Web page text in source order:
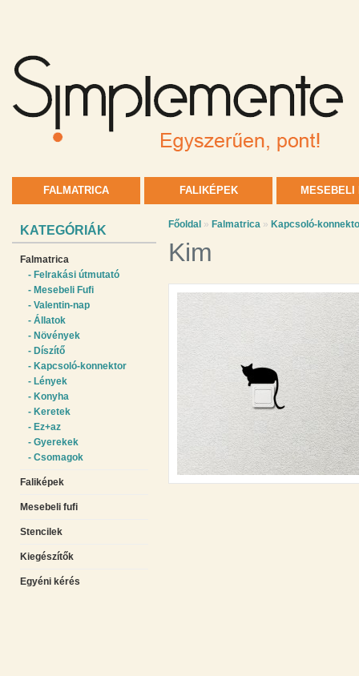
FALMATRICA FALIKÉPEK MESEBELI
KATEGÓRIÁK
Falmatrica
- Felrakási útmutató
- Mesebeli Fufi
- Valentin-nap
- Állatok
- Növények
- Díszítő
- Kapcsoló-konnektor
- Lények
- Konyha
- Keretek
- Ez+az
- Gyerekek
- Csomagok
Faliképek
Mesebeli fufi
Stencilek
Kiegészítők
Egyéni kérés
Főoldal » Falmatrica » Kapcsoló-
Kim